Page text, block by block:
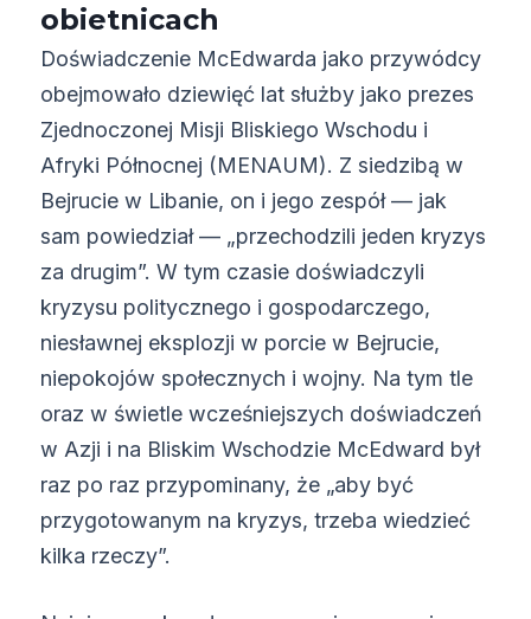
obietnicach
Doświadczenie McEdwarda jako przywódcy
obejmowało dziewięć lat służby jako prezes
Zjednoczonej Misji Bliskiego Wschodu i
Afryki Północnej (MENAUM). Z siedzibą w
Bejrucie w Libanie, on i jego zespół — jak
sam powiedział — „przechodzili jeden kryzys
za drugim”. W tym czasie doświadczyli
kryzysu politycznego i gospodarczego,
niesławnej eksplozji w porcie w Bejrucie,
niepokojów społecznych i wojny. Na tym tle
oraz w świetle wcześniejszych doświadczeń
w Azji i na Bliskim Wschodzie McEdward był
raz po raz przypominany, że „aby być
przygotowanym na kryzys, trzeba wiedzieć
kilka rzeczy”.